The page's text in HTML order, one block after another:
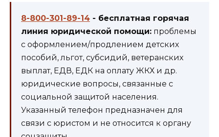
8-800-301-89-14 - бесплатная горячая
линия юридической помощи: проблемы
с оформлением/продлением детских
пособий, льгот, субсидий, ветеранских
выплат, ЕДВ, ЕДК на оплату ЖКХ и др.
юридические вопросы, связанные с
социальной защитой населения.
Указанный телефон предназначен для
связи с юристом и не относится к органу